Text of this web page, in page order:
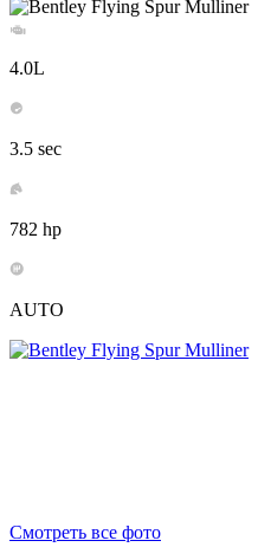
4.0L
3.5 sec
782 hp
AUTO
Смотреть все фото